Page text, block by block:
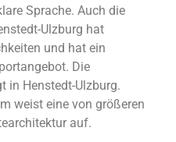
Sprache. Auch die
Ulzburg hat
und hat ein
Die
in Henstedt-Ulzburg.
weist eine von größeren
auf.